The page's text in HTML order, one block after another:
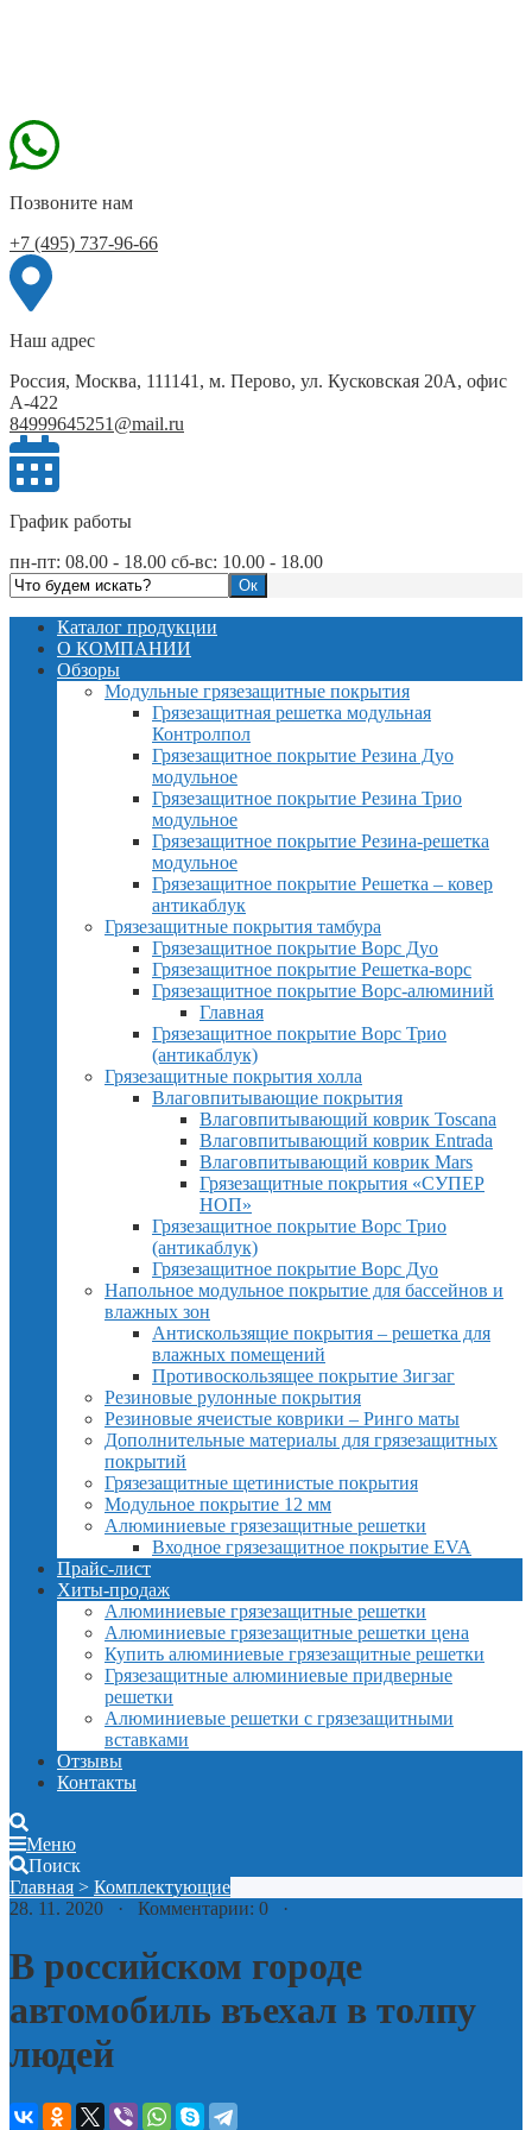
Позвоните нам
+7 (495) 737-96-66
Наш адрес
Россия, Москва, 111141, м. Перово, ул. Кусковская 20А, офис
А-422
84999645251@mail.ru
График работы
пн-пт: 08.00 - 18.00 сб-вс: 10.00 - 18.00
Каталог продукции
О КОМПАНИИ
Обзоры
Модульные грязезащитные покрытия
Грязезащитная решетка модульная
Контролпол
Грязезащитное покрытие Резина Дуо
модульное
Грязезащитное покрытие Резина Трио
модульное
Грязезащитное покрытие Резина-решетка
модульное
Грязезащитное покрытие Решетка – ковер
антикаблук
Грязезащитные покрытия тамбура
Грязезащитное покрытие Ворс Дуо
Грязезащитное покрытие Решетка-ворс
Грязезащитное покрытие Ворс-алюминий
Главная
Грязезащитное покрытие Ворс Трио
(антикаблук)
Грязезащитные покрытия холла
Влаговпитывающие покрытия
Влаговпитывающий коврик Toscana
Влаговпитывающий коврик Entrada
Влаговпитывающий коврик Mars
Грязезащитные покрытия «СУПЕР
НОП»
Грязезащитное покрытие Ворс Трио
(антикаблук)
Грязезащитное покрытие Ворс Дуо
Напольное модульное покрытие для бассейнов и
влажных зон
Антискользящие покрытия – решетка для
влажных помещений
Противоскользящее покрытие Зигзаг
Резиновые рулонные покрытия
Резиновые ячеистые коврики – Ринго маты
Дополнительные материалы для грязезащитных
покрытий
Грязезащитные щетинистые покрытия
Модульное покрытие 12 мм
Алюминиевые грязезащитные решетки
Входное грязезащитное покрытие EVA
Прайс-лист
Хиты-продаж
Алюминиевые грязезащитные решетки
Алюминиевые грязезащитные решетки цена
Купить алюминиевые грязезащитные решетки
Грязезащитные алюминиевые придверные
решетки
Алюминиевые решетки с грязезащитными
вставками
Отзывы
Контакты
Меню
Поиск
Главная > Комплектующие
28. 11. 2020 · Комментарии: 0 ·
В российском городе
автомобиль въехал в толпу
людей